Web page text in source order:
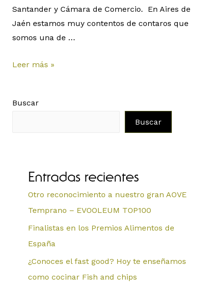
Santander y Cámara de Comercio. En Aires de
Jaén estamos muy contentos de contaros que
somos una de …
Leer más »
Buscar
Buscar
Entradas recientes
Otro reconocimiento a nuestro gran AOVE
Temprano – EVOOLEUM TOP100
Finalistas en los Premios Alimentos de
España
¿Conoces el fast good? Hoy te enseñamos
como cocinar Fish and chips